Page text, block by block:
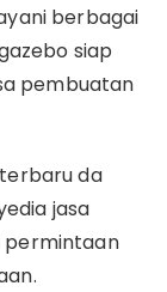
berbagai
siap
pembuatan
da
jasa
permintaan